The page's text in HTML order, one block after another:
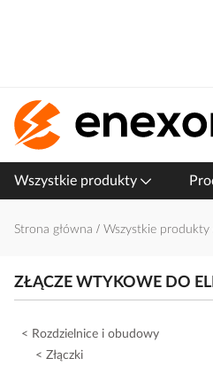
Wszystkie produkty
Strona główna Wszystkie produkty
ZŁĄCZE WTYKOWE DO
Rozdzielnice i obudowy
Złączki